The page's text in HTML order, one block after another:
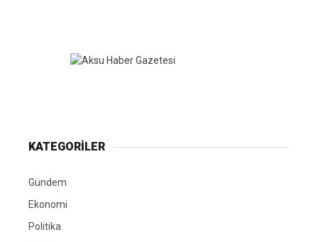
KATEGORİLER
Gündem
Ekonomi
Politika